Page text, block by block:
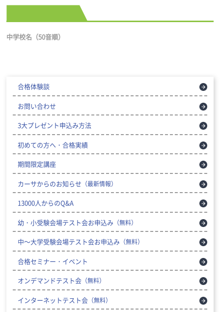
中学校名（50音順）
合格体験談
お問い合わせ
3大プレゼント申込み方法
初めての方へ・合格実績
期間限定講座
カーサからのお知らせ （最新情報）
13000人からのQ&A
幼・小受験会場テスト会お申込み （無料）
中～大学受験会場テスト会お申込み （無料）
合格セミナー・イベント
オンデマンドテスト会 （無料）
インターネットテスト会 （無料）